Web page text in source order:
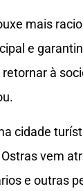
mais
e
retornar à
cidade
vem
e outras